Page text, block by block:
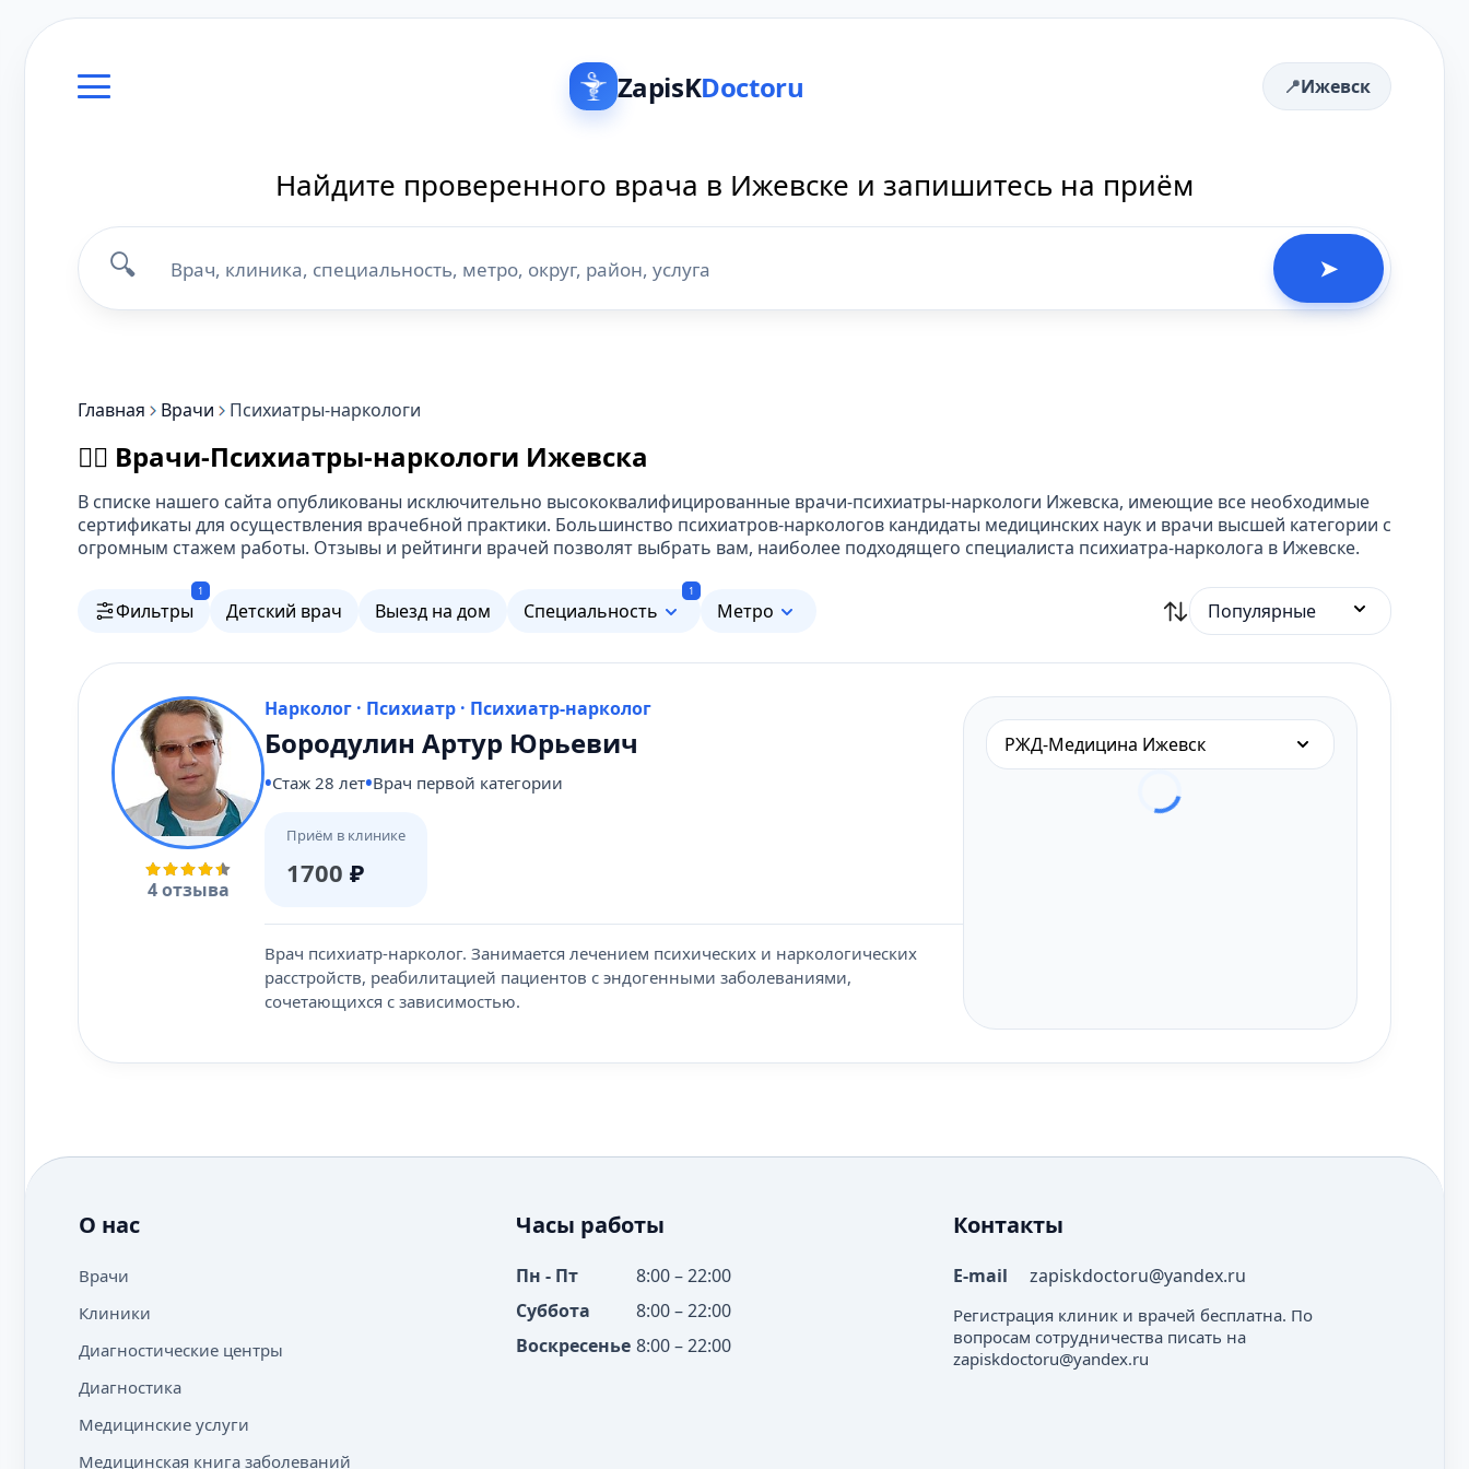
ZapisKDoctoru Ижевск
Найдите проверенного врача в Ижевске и запишитесь на приём
🔍 ➤
Главная Врачи Психиатры-наркологи
👨‍⚕️ Врачи-Психиатры-наркологи Ижевска
В списке нашего сайта опубликованы исключительно высококвалифицированные врачи-психиатры-наркологи Ижевска, имеющие все необходимые
сертификаты для осуществления врачебной практики. Большинство психиатров-наркологов кандидаты медицинских наук и врачи высшей категории с
огромным стажем работы. Отзывы и рейтинги врачей позволят выбрать вам, наиболее подходящего специалиста психиатра-нарколога в Ижевске.
Фильтры
1
Детский врач Выезд на дом Специальность
1
Метро Популярные
4 отзыва
Нарколог · Психиатр · Психиатр-нарколог
Бородулин Артур Юрьевич
Стаж 28 лет Врач первой категории
Приём в клинике
1700 ₽
Врач психиатр-нарколог. Занимается лечением психических и наркологических
расстройств, реабилитацией пациентов с эндогенными заболеваниями,
сочетающихся с зависимостью.
РЖД-Медицина Ижевск
О нас
Врачи
Клиники
Диагностические центры
Диагностика
Медицинские услуги
Медицинская книга заболеваний
Часы работы
Пн - Пт
8:00 – 22:00
Суббота
8:00 – 22:00
Воскресенье 8:00 – 22:00
Контакты
E-mail zapiskdoctoru@yandex.ru
Регистрация клиник и врачей бесплатна. По
вопросам сотрудничества писать на
zapiskdoctoru@yandex.ru